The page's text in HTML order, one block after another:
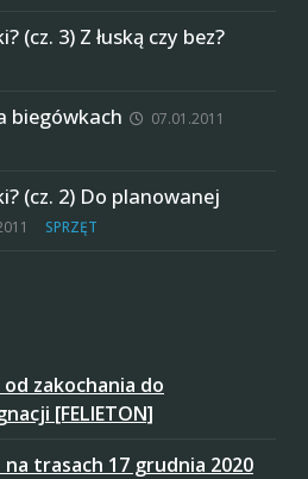
(cz. 3) Z łuską czy bez?
biegówkach
07.01.2011
(cz. 2) Do planowanej
SPRZĘT
od zakochania do
[FELIETON]
trasach 17 grudnia 2020